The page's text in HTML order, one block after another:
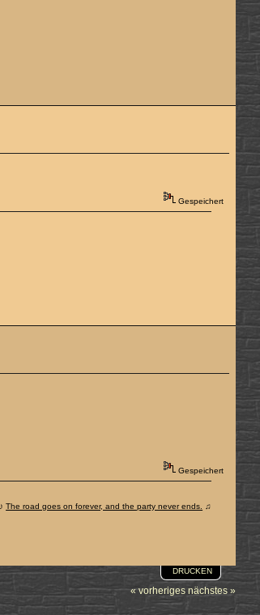
Gespeichert
Gespeichert
♪The road goes on forever, and the party never ends. ♫
DRUCKEN
« vorheriges nächstes »